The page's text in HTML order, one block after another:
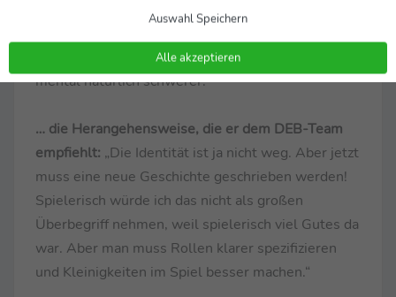
guten Spiel würde wieder Lebensgeister wecken.
trifft und das nicht gelingt, dann wird der Weg
mental natürlich schwerer.“
… die Herangehensweise, die er dem DEB-Team
empfiehlt: „Die Identität ist ja nicht weg. Aber jetzt
muss eine neue Geschichte geschrieben werden!
Spielerisch würde ich das nicht als großen
Überbegriff nehmen, weil spielerisch viel Gutes da
war. Aber man muss Rollen klarer spezifizieren
und Kleinigkeiten im Spiel besser machen.“
Auswahl Speichern
Alle akzeptieren